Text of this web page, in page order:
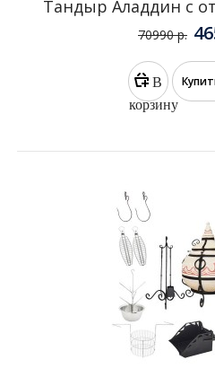
Тандыр Аладдин с
70990 р.
В
корзину